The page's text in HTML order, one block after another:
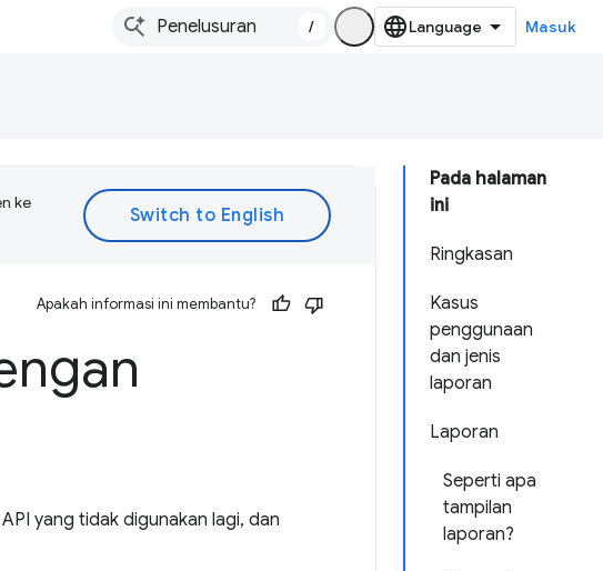
/ Masuk
Pada halaman
ini
Ringkasan
Kasus
penggunaan
dan jenis
laporan
Laporan
Seperti apa
tampilan
laporan?
ke
Apakah informasi ini membantu?
yang tidak digunakan lagi, dan